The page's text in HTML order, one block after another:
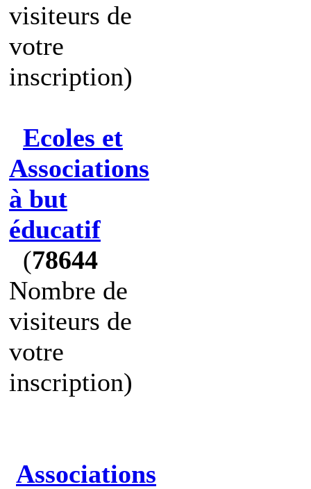
visiteurs de
votre
inscription)
Ecoles et
Associations
à but
éducatif
(78644
Nombre de
visiteurs de
votre
inscription)
Associations